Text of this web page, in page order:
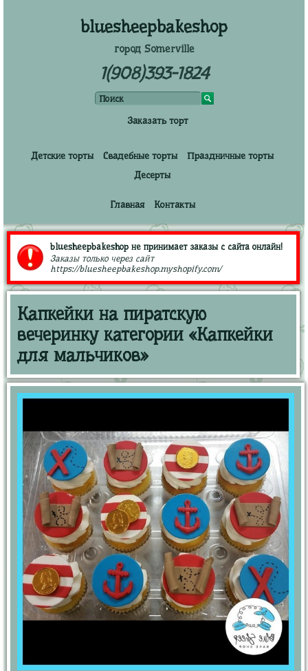
bluesheepbakeshop
город Somerville
1(908)393-1824
Заказать торт
Детские торты Свадебные торты
Праздничные торты
Десерты
Главная Контакты
bluesheepbakeshop не принимает заказы с сайта онлайн!
Заказы только через сайт
https://bluesheepbakeshop.myshopify.com/
Капкейки на пиратскую
вечеринку категории «Капкейки
для мальчиков»